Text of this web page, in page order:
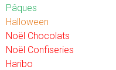
Pâques
Halloween
Noël Chocolats
Noël Confiseries
Haribo